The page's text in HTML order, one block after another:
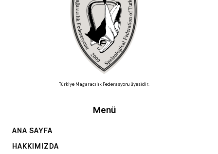
Türkiye Mağaracılık Federasyonu üyesidir.
Menü
ANA SAYFA
HAKKIMIZDA